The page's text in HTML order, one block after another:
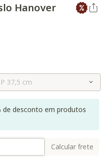
Hanover
de desconto em produtos
Calcular frete